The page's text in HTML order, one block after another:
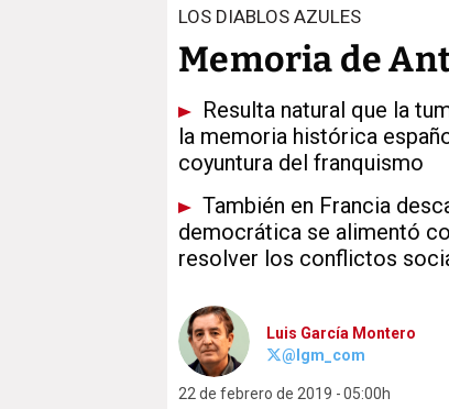
LOS DIABLOS AZULES
Memoria de
Resulta natural que la
la memoria histórica
coyuntura del franquismo
También en Francia
democrática se alimentó
resolver los conflictos
Luis García Montero
@lgm_com
22 de febrero de 2019 05:00h